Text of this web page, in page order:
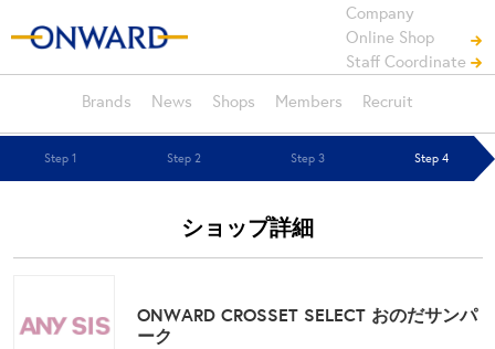
Company
Online Shop
Staff Coordinate
Brands
News Shops Members Recruit
Step 1 Step 2 Step 3 Step 4
ショップ詳細
ONWARD CROSSET SELECT おのだサンパ
ーク